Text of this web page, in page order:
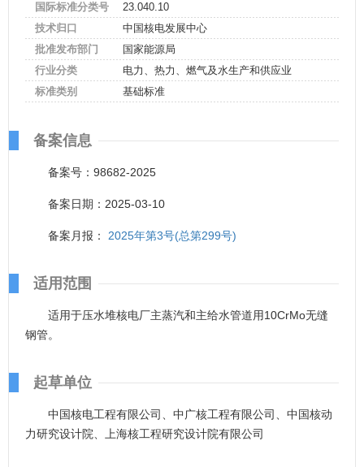
国际标准分类号
23.040.10
技术归口
中国核电发展中心
批准发布部门
国家能源局
行业分类
电力、热力、燃气及水生产和供应业
标准类别
基础标准
备案信息
备案号：98682-2025
备案日期：2025-03-10
备案月报： 2025年第3号(总第299号)
适用范围
适用于压水堆核电厂主蒸汽和主给水管道用10CrMo无缝
钢管。
起草单位
中国核电工程有限公司、中广核工程有限公司、中国核动
力研究设计院、上海核工程研究设计院有限公司